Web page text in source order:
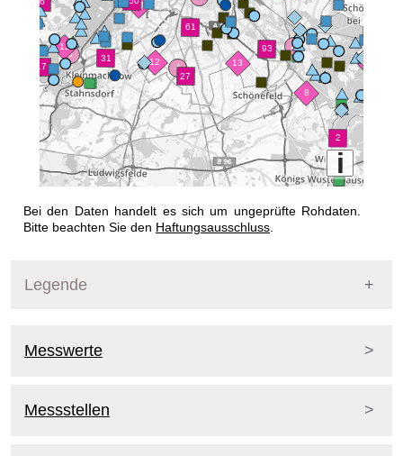
i
+
−
Bei den Daten handelt es sich um ungeprüfte Rohdaten.
Bitte beachten Sie den Haftungsausschluss
Legende
Oberflächengewässeer
Wasserqualität (kontinuierlich)
Messwerte
Messstellen